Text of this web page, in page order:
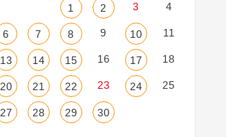
1 2 3 4
6 7 8 9 10 11
13 14 15 16 17 18
20 21 22 23 24 25
27 28 29 30